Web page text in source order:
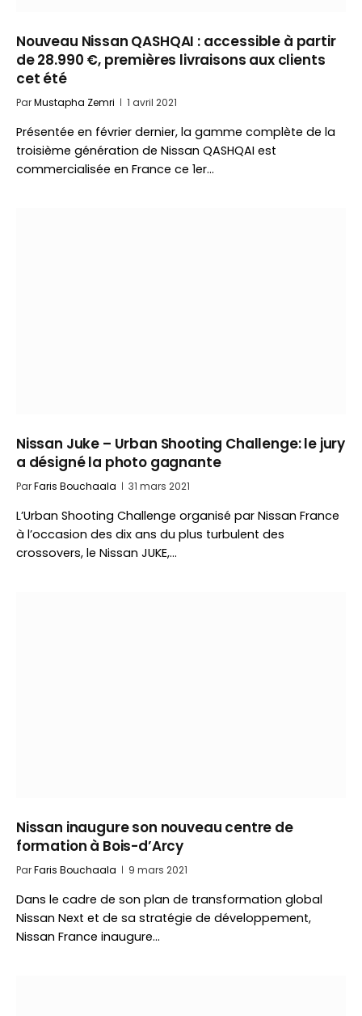
Nouveau Nissan QASHQAI : accessible à partir
de 28.990 €, premières livraisons aux clients
cet été
ParMustapha Zemri 1 avril 2021
Présentée en février dernier, la gamme complète de la
troisième génération de Nissan QASHQAI est
commercialisée en France ce 1er…
Nissan Juke – Urban Shooting Challenge: le jury
a désigné la photo gagnante
ParFaris Bouchaala 31 mars 2021
L’Urban Shooting Challenge organisé par Nissan France
à l’occasion des dix ans du plus turbulent des
crossovers, le Nissan JUKE,…
Nissan inaugure son nouveau centre de
formation à Bois-d’Arcy
ParFaris Bouchaala 9 mars 2021
Dans le cadre de son plan de transformation global
Nissan Next et de sa stratégie de développement,
Nissan France inaugure…